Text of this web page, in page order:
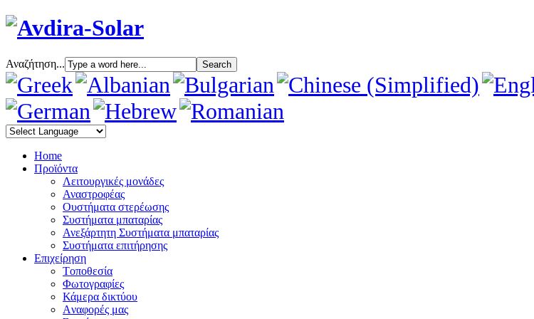
Αναζήτηση...
Home
Προϊόντα
Λειτουργικές μονάδες
Αναστροφέας
Oυστήματα στερέωσης
Συστήματα μπαταρίας
Ανεξάρτητη Συστήματα μπαταρίας
Συστήματα επιτήρησης
Επιχείρηση
Tοποθεσία
Φωτογραφίες
Κάμερα δικτύου
Aναφορές μας